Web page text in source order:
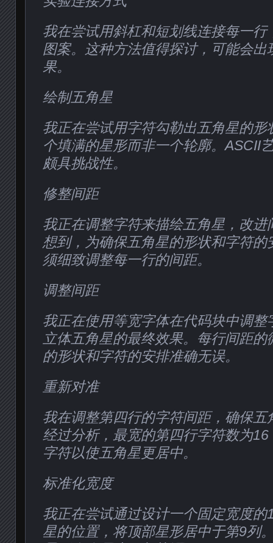
我在尝试用斜杠和短划线连接每一行
图案。这种方法值得探讨，可能会出
果。
绘制五角星
我正在尝试用字符勾勒出五角星的形
个填满的星形而非一个轮廓。ASCII
颇具挑战性。
修整间距
我正在调整字符来描绘五角星，改进
想到，为确保五角星的形状和字符的
须细致调整每一行的间距。
调整间距
我正在使用等宽字体在代码块中调整
立体五角星的最终效果。每行间距
的形状和字符的安排准确无误。
重新对准
我在调整第四行的字符间距，确保五
经过分析，最宽的第四行字符数为
字符以使五角星更居中。
标准化宽度
我正在尝试通过设计一个固定宽度的
星的位置，将顶部星形居中于第9列